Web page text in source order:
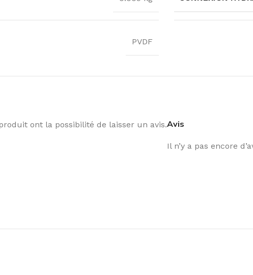
PVDF
Avis
Il n’y a pas encore
ont la possibilité de laisser un avis.